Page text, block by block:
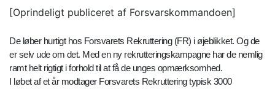
[Oprindeligt publiceret af Forsvarskommandoen]
De løber hurtigt hos Forsvarets Rekruttering (FR) i øjeblikket. Og de
er selv ude om det. Med en ny rekrutteringskampagne har de nemlig
ramt helt rigtigt i forhold til at få de unges opmærksomhed.
I løbet af et år modtager Forsvarets Rekruttering typisk 3000